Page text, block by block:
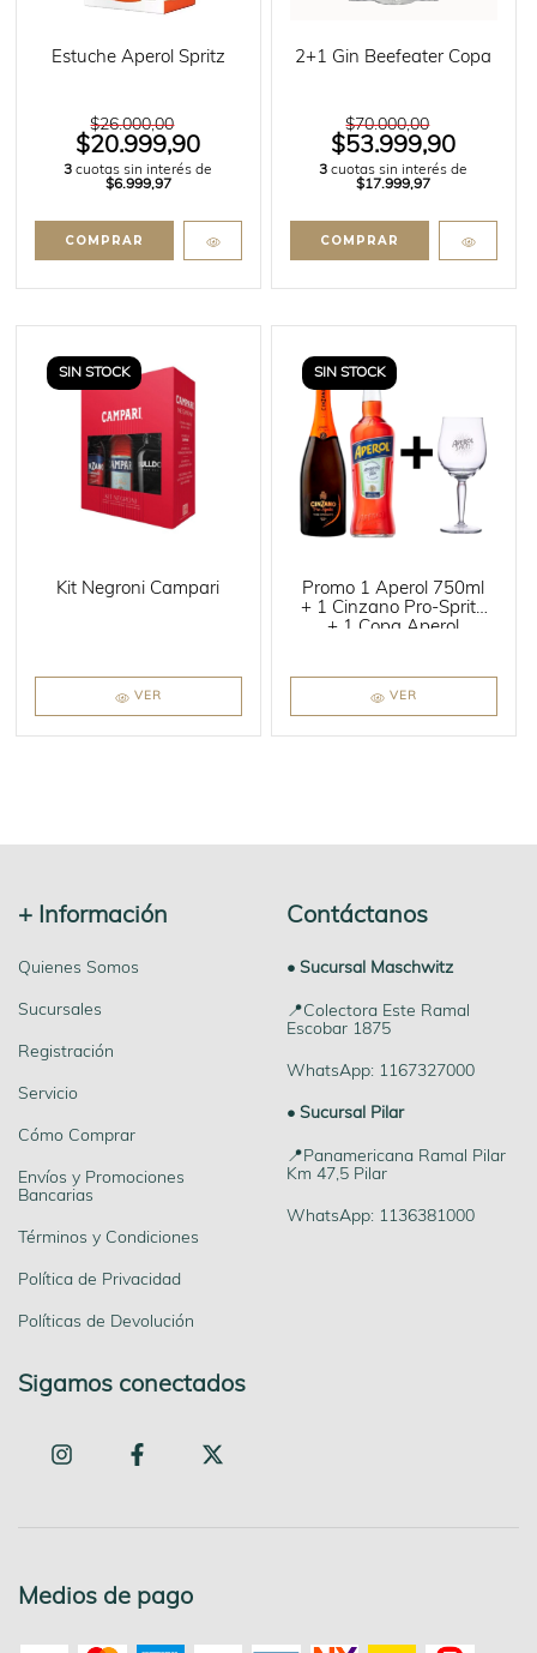
Estuche Aperol Spritz
$26.000,00
$20.999,90
3 cuotas sin interés de
$6.999,97
2+1 Gin Beefeater Copa
$70.000,00
$53.999,90
3 cuotas sin interés de
$17.999,97
SIN STOCK
Kit Negroni Campari
VER
SIN STOCK
Promo 1 Aperol 750ml
+ 1 Cinzano Pro-Spritz
+ 1 Copa Aperol
VER
+ Información
Quienes Somos
Sucursales
Registración
Servicio
Cómo Comprar
Envíos y Promociones
Bancarias
Términos y Condiciones
Política de Privacidad
Políticas de Devolución
Contáctanos
• Sucursal Maschwitz
📍Colectora Este Ramal
Escobar 1875
WhatsApp: 1167327000
• Sucursal Pilar
📍Panamericana Ramal Pilar
Km 47,5 Pilar
WhatsApp: 1136381000
Sigamos conectados
Medios de pago